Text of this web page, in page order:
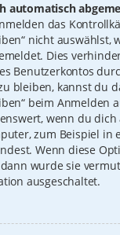
automatisch
das
nicht auswählst,
Dies
Benutzerkontos
bleiben, kannst du
beim Anmelden
wenn du dich
zum Beispiel in
Wenn diese
wurde sie
ausgeschaltet.